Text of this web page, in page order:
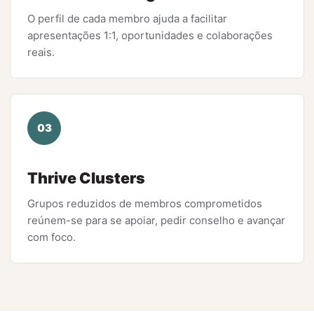
O perfil de cada membro ajuda a facilitar
apresentações 1:1, oportunidades e colaborações
reais.
03
Thrive Clusters
Grupos reduzidos de membros comprometidos
reúnem-se para se apoiar, pedir conselho e avançar
com foco.